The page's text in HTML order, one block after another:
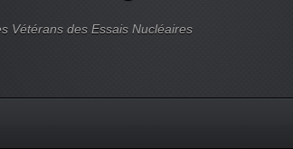
Vétérans des Essais Nucléaires